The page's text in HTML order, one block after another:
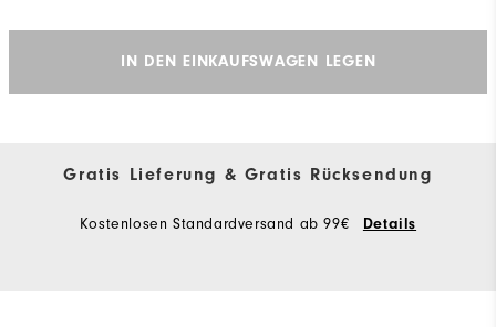
IN DEN EINKAUFSWAGEN LEGEN
Gratis Lieferung & Gratis Rücksendung
Kostenlosen Standardversand ab 99€ Details